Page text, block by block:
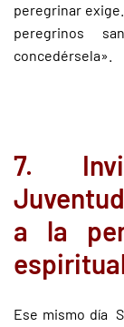
peregrinar
peregrinos
concedérsela».
7.
a la
Ese mismo día